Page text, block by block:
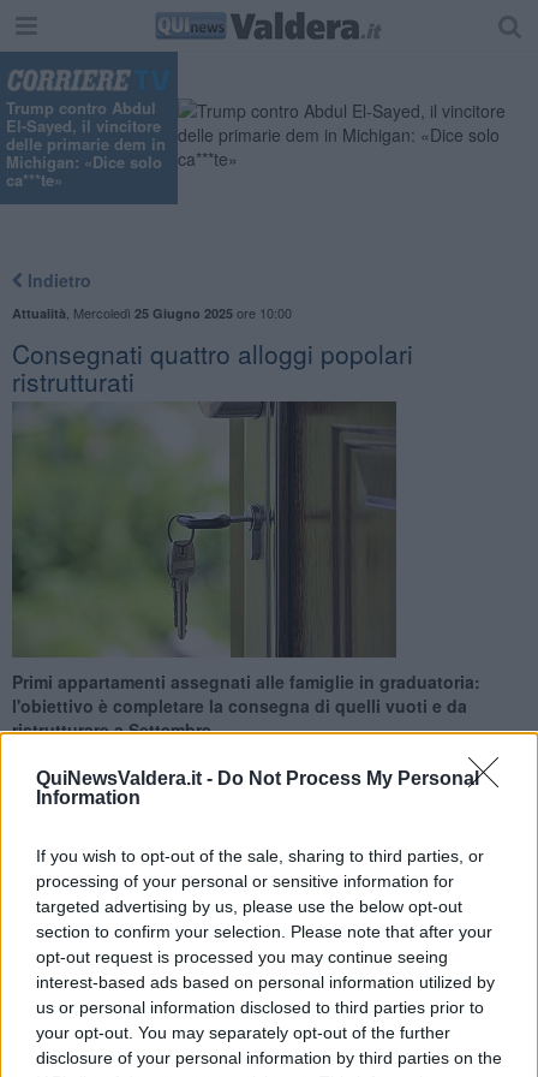
QuiNewsValdera.it - Do Not Process My Personal
Information
If you wish to opt-out of the sale, sharing to third parties, or
processing of your personal or sensitive information for
targeted advertising by us, please use the below opt-out
section to confirm your selection. Please note that after your
opt-out request is processed you may continue seeing
interest-based ads based on personal information utilized by
us or personal information disclosed to third parties prior to
your opt-out. You may separately opt-out of the further
disclosure of your personal information by third parties on the
Trump contro Abdul
El-Sayed, il vincitore
delle primarie dem in
Michigan: «Dice solo
ca***te»
Indietro
Attualità Mercoledì 25 Giugno 2025ore 10:00
Consegnati quattro alloggi popolari
ristrutturati
Primi appartamenti assegnati alle famiglie in graduatoria:
l'obiettivo è completare la consegna di quelli vuoti e da
ristrutturare a Settembre
PALAIA —L'obiettivo è quello diconsegnare tutti gli
appartamenti di edilizia popolareentro la fine del 2025, ma
verosimilmente il traguardo sarà tagliato già aSettembre.
Nel frattempo, l'amministrazione comunale di Palaia ha annunciato
di aver assegnatoquattro alloggi a quattro famiglie, tutte inserite
nella graduatoria del bando per l'edilizia popolare.